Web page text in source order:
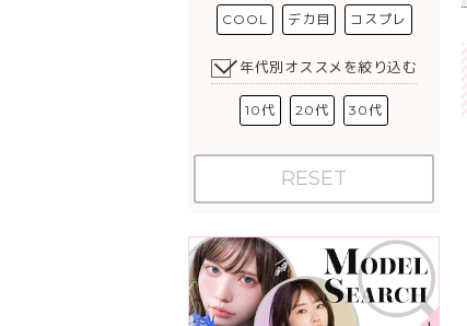
COOL デカ目 コスプレ
年代別オススメを絞り込む
10代 20代 30代
RESET